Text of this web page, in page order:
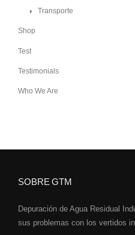
Transporte
Shop
Test
Testimonials
Who We Are
SOBRE GTM
Depuración de Agua Residual
sus problemas con los vertidos